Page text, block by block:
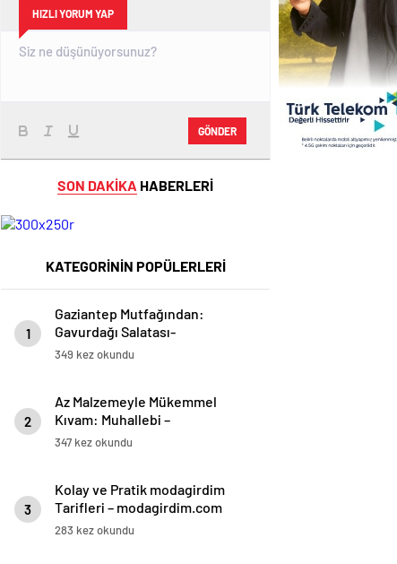
HIZLI YORUM YAP
GÖNDER
SON DAKİKA HABERLERİ
KATEGORİNİN POPÜLERLERİ
1
Gaziantep Mutfağından:
Gavurdağı Salatası-
modagirdim.com
349 kez okundu
2
Az Malzemeyle Mükemmel
Kıvam: Muhallebi –
modagirdim.com
347 kez okundu
3
Kolay ve Pratik modagirdim
Tarifleri – modagirdim.com
283 kez okundu